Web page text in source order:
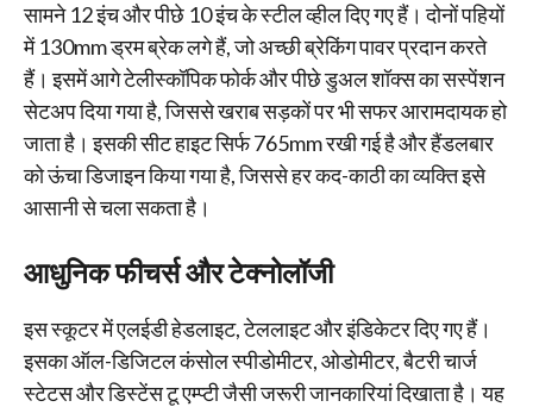
सामने 12 इंच और पीछे 10 इंच के स्टील व्हील दिए गए हैं। दोनों पहियों
में 130mm ड्रम ब्रेक लगे हैं, जो अच्छी ब्रेकिंग पावर प्रदान करते
हैं। इसमें आगे टेलीस्कॉपिक फोर्क और पीछे डुअल शॉक्स का सस्पेंशन
सेटअप दिया गया है, जिससे खराब सड़कों पर भी सफर आरामदायक हो
जाता है। इसकी सीट हाइट सिर्फ 765mm रखी गई है और हैंडलबार
को ऊंचा डिजाइन किया गया है, जिससे हर कद-काठी का व्यक्ति इसे
आसानी से चला सकता है।
आधुनिक फीचर्स और टेक्नोलॉजी
इस स्कूटर में एलईडी हेडलाइट, टेललाइट और इंडिकेटर दिए गए हैं।
इसका ऑल-डिजिटल कंसोल स्पीडोमीटर, ओडोमीटर, बैटरी चार्ज
स्टेटस और डिस्टेंस टू एम्प्टी जैसी जरूरी जानकारियां दिखाता है। यह